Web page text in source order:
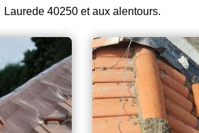
Laurede 40250 et aux alentours.